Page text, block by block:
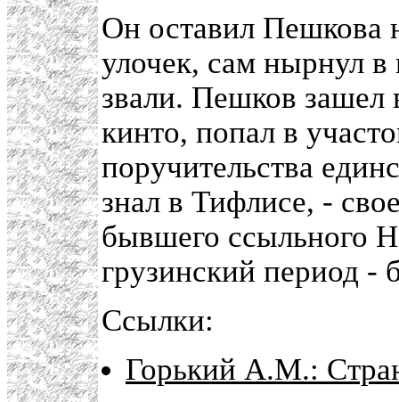
Он оставил Пешкова
улочек, сам нырнул
звали. Пешков зашел
кинто, попал в
поручительства
знал в Тифлисе, -
бывшего ссыльного
грузинский период -
Ссылки:
Горький А.М.: